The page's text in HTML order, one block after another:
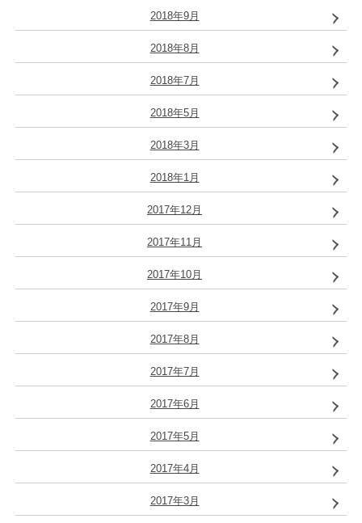
2018年9月
2018年8月
2018年7月
2018年5月
2018年3月
2018年1月
2017年12月
2017年11月
2017年10月
2017年9月
2017年8月
2017年7月
2017年6月
2017年5月
2017年4月
2017年3月